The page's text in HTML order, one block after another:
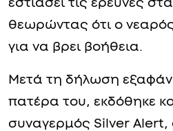
εστιάσει τις έρευνες
θεωρώντας ότι ο
για να βρει βοήθεια.
Μετά τη δήλωση
πατέρα του, εκδόθηκε
συναγερμός Silver Alert,